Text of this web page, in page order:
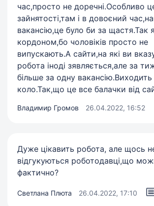
час,просто не доречні.Особливо
зайнятості,там і в довоєний
вакансію,це було би за щастя.Так
кордоном,бо чоловіків просто не
випускають.А сайти,на які ви
робота іноді зявляється,але за
більше за одну
коло.Так,що це все балачки від
Владимир Громов 26.04.2022, 16:52
Дуже цікавить робота, але щось
відгукуються роботодавці,що
фактично?
Светлана Плюта 26.04.2022, 17:10